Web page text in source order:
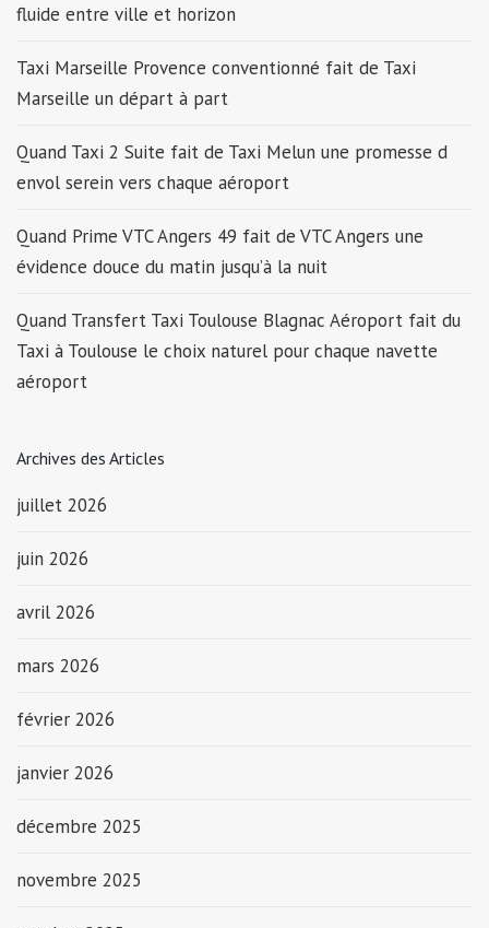
fluide entre ville et horizon
Taxi Marseille Provence conventionné fait de Taxi
Marseille un départ à part
Quand Taxi 2 Suite fait de Taxi Melun une promesse d
envol serein vers chaque aéroport
Quand Prime VTC Angers 49 fait de VTC Angers une
évidence douce du matin jusqu’à la nuit
Quand Transfert Taxi Toulouse Blagnac Aéroport fait du
Taxi à Toulouse le choix naturel pour chaque navette
aéroport
Archives des Articles
juillet 2026
juin 2026
avril 2026
mars 2026
février 2026
janvier 2026
décembre 2025
novembre 2025